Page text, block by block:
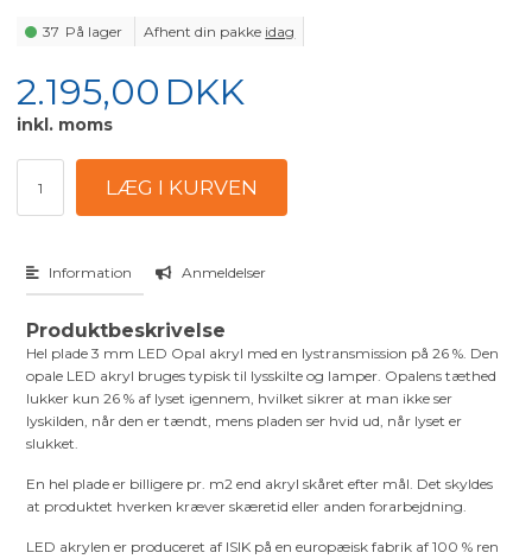
37 På lager Afhent din pakke idag
2.195,00 DKK
inkl. moms
Information Anmeldelser
Produktbeskrivelse
Hel plade 3 mm LED Opal akryl med en lystransmission på 26 %. Den
opale LED akryl bruges typisk til lysskilte og lamper. Opalens tæthed
lukker kun 26 % af lyset igennem, hvilket sikrer at man ikke ser
lyskilden, når den er tændt, mens pladen ser hvid ud, når lyset er
slukket.
En hel plade er billigere pr. m2 end akryl skåret efter mål. Det skyldes
at produktet hverken kræver skæretid eller anden forarbejdning.
LED akrylen er produceret af ISIK på en europæisk fabrik af 100 % ren